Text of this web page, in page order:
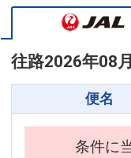
往路2026年08
便名
条件に